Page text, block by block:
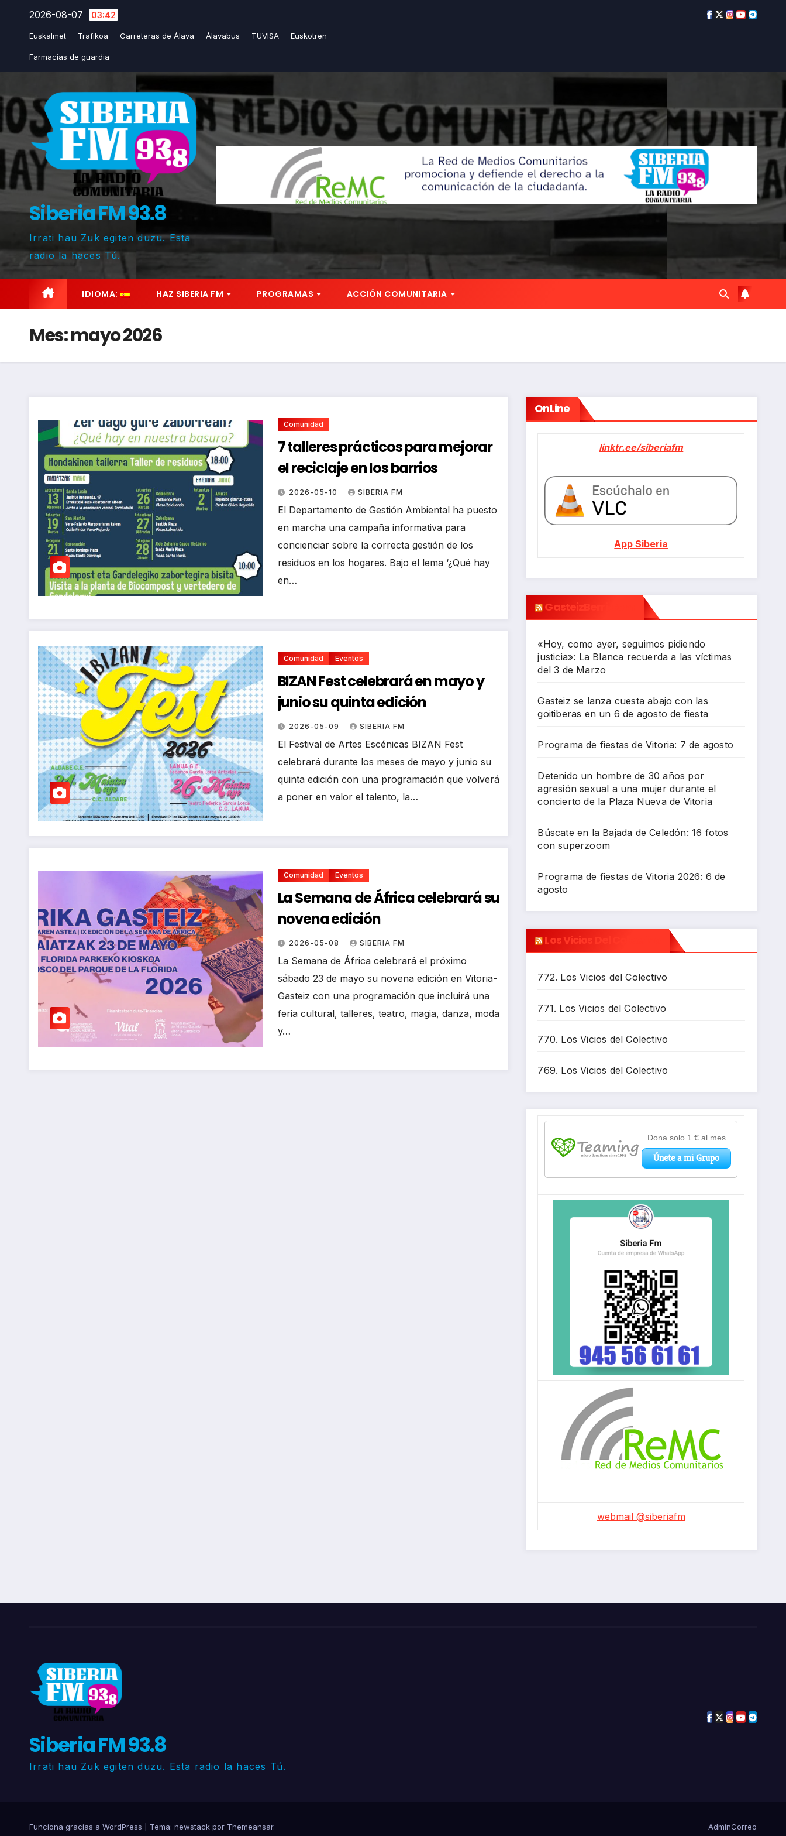
2026-08-07 03:42
Euskalmet Trafikoa Carreteras de Álava Álavabus TUVISA Euskotren
Farmacias de guardia
Siberia FM 93.8
Irrati hau Zuk egiten duzu. Esta
radio la haces Tú.
IDIOMA: HAZ SIBERIA FM PROGRAMAS ACCIÓN COMUNITARIA
Mes:mayo 2026
Comunidad
7 talleres prácticos para mejorar
el reciclaje en los barrios
2026-05-10 SIBERIA FM
El Departamento de Gestión Ambiental ha puesto
en marcha una campaña informativa para
concienciar sobre la correcta gestión de los
residuos en los hogares. Bajo el lema ‘¿Qué hay
en…
Comunidad Eventos
BIZAN Fest celebrará en mayo y
junio su quinta edición
2026-05-09 SIBERIA FM
El Festival de Artes Escénicas BIZAN Fest
celebrará durante los meses de mayo y junio su
quinta edición con una programación que volverá
a poner en valor el talento, la…
Comunidad Eventos
La Semana de África celebrará su
novena edición
2026-05-08 SIBERIA FM
La Semana de África celebrará el próximo
sábado 23 de mayo su novena edición en Vitoria-
Gasteiz con una programación que incluirá una
feria cultural, talleres, teatro, magia, danza, moda
y…
OnLine
linktr.ee/siberiafm
App Siberia
GasteizBerri.com
«Hoy, como ayer, seguimos pidiendo
justicia»: La Blanca recuerda a las víctimas
del 3 de Marzo
Gasteiz se lanza cuesta abajo con las
goitiberas en un 6 de agosto de fiesta
Programa de fiestas de Vitoria: 7 de agosto
Detenido un hombre de 30 años por
agresión sexual a una mujer durante el
concierto de la Plaza Nueva de Vitoria
Búscate en la Bajada de Celedón: 16 fotos
con superzoom
Programa de fiestas de Vitoria 2026: 6 de
agosto
Los Vicios Del Colectivo
772. Los Vicios del Colectivo
771. Los Vicios del Colectivo
770. Los Vicios del Colectivo
769. Los Vicios del Colectivo
webmail @siberiafm
Siberia FM 93.8
Irrati hau Zuk egiten duzu. Esta radio la haces Tú.
Funciona gracias a WordPress Tema: newstack por Themeansar. AdminCorreo